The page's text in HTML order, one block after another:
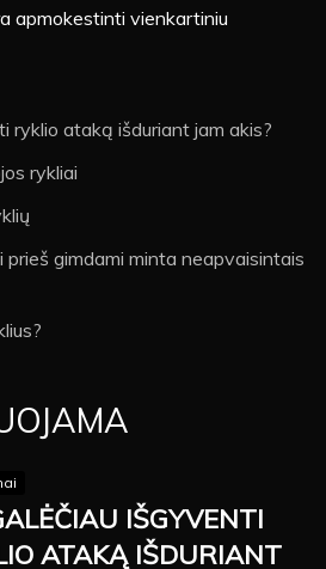
apmokestinti vienkartiniu
ryklio ataką išduriant jam akis?
rykliai
prieš gimdami minta neapvaisintais
IŠGYVENTI
ATAKĄ IŠDURIANT